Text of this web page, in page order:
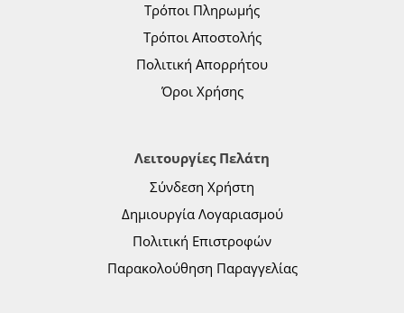
Τρόποι Πληρωμής
Τρόποι Αποστολής
Πολιτική Απορρήτου
Όροι Χρήσης
Λειτουργίες Πελάτη
Σύνδεση Χρήστη
Δημιουργία Λογαριασμού
Πολιτική Επιστροφών
Παρακολούθηση Παραγγελίας